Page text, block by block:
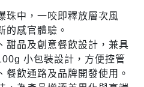
珠中，一咬即釋放層次風
的感官體驗。
甜品及創意餐飲設計，兼具
小包裝設計，方便控管
餐飲通路及品牌開發使用。